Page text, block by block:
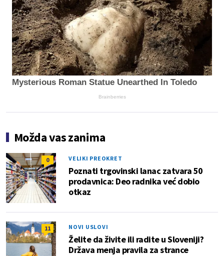
Mysterious Roman Statue Unearthed In Toledo
Brainberries
Možda vas zanima
0 VELIKI PREOKRET
Poznati trgovinski lanac zatvara 50
prodavnica: Deo radnika već dobio
otkaz
11 NOVI USLOVI
Želite da živite ili radite u Sloveniji?
Država menja pravila za strance